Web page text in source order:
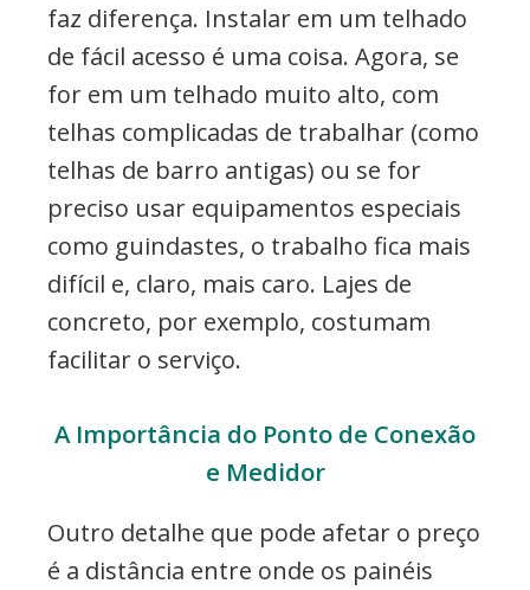
faz diferença. Instalar em um telhado
de fácil acesso é uma coisa. Agora, se
for em um telhado muito alto, com
telhas complicadas de trabalhar (como
telhas de barro antigas) ou se for
preciso usar equipamentos especiais
como guindastes, o trabalho fica mais
difícil e, claro, mais caro. Lajes de
concreto, por exemplo, costumam
facilitar o serviço.
A Importância do Ponto de Conexão
e Medidor
Outro detalhe que pode afetar o preço
é a distância entre onde os painéis